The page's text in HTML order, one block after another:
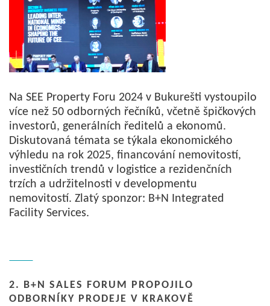
Na SEE Property Foru 2024 v Bukurešti vystoupilo
více než 50 odborných řečníků, včetně špičkových
investorů, generálních ředitelů a ekonomů.
Diskutovaná témata se týkala ekonomického
výhledu na rok 2025, financování nemovitostí,
investičních trendů v logistice a rezidenčních
trzích a udržitelnosti v developmentu
nemovitostí. Zlatý sponzor: B+N Integrated
Facility Services.
2. B+N SALES FORUM PROPOJILO
ODBORNÍKY PRODEJE V KRAKOVĚ